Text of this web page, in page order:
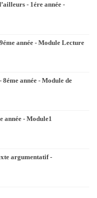
- 1ére année -
année - Module Lecture
année - Module de
année - Module1
argumentatif -